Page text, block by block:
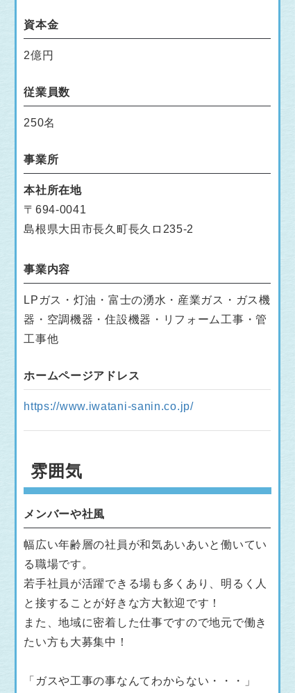
資本金
2億円
従業員数
250名
事業所
本社所在地
〒694-0041
島根県大田市長久町長久ロ235-2
事業内容
LPガス・灯油・富士の湧水・産業ガス・ガス機
器・空調機器・住設機器・リフォーム工事・管
工事他
ホームページアドレス
https://www.iwatani-sanin.co.jp/
雰囲気
メンバーや社風
幅広い年齢層の社員が和気あいあいと働いてい
る職場です。
若手社員が活躍できる場も多くあり、明るく人
と接することが好きな方大歓迎です！
また、地域に密着した仕事ですので地元で働き
たい方も大募集中！
「ガスや工事の事なんてわからない・・・」